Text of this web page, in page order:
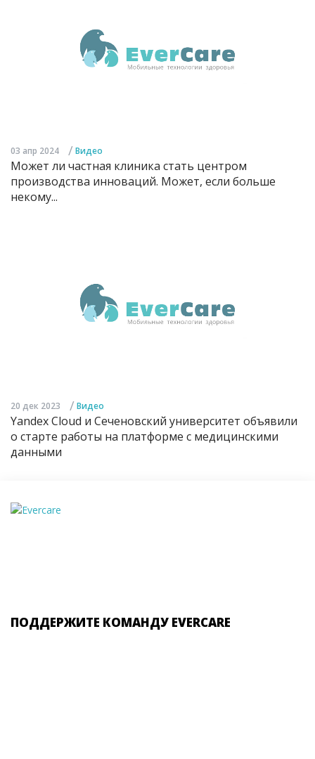
03 апр 2024 / Видео
Может ли частная клиника стать центром
производства инноваций. Может, если больше
некому...
20 дек 2023 / Видео
Yandex Cloud и Сеченовский университет объявили
о старте работы на платформе с медицинскими
данными
ПОДДЕРЖИТЕ КОМАНДУ EVERCARE